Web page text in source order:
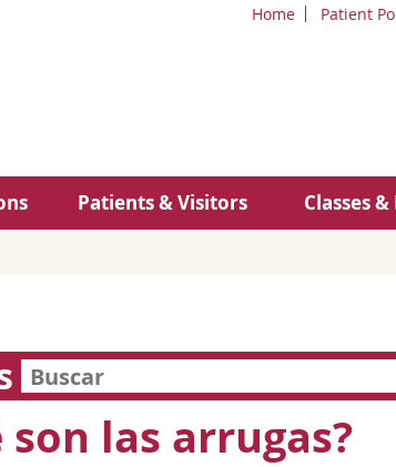
Home Patient
Patients & Visitors Classes
son las arrugas?